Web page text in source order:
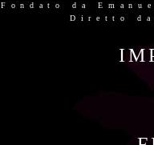
Fondato da
Diretto